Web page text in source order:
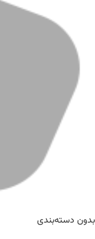
بدون دسته‌بندی